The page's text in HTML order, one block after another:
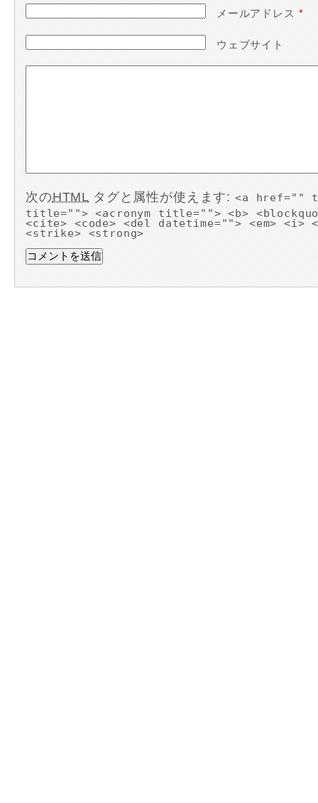
メールアドレス*
ウェブサイト
次のHTMLタグと属性が使えます:<a href=""
title=""> <acronym title=""> <b>
<cite> <code> <del datetime=""> <em> <i>
<strike> <strong>